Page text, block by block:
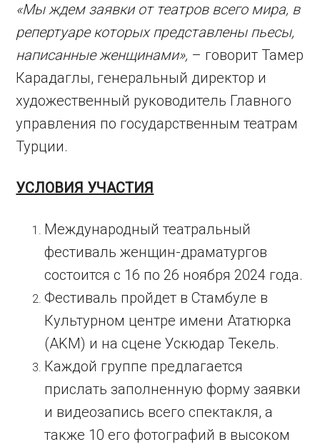
«Мы ждем заявки от театров всего мира, в
репертуаре которых представлены пьесы,
написанные женщинами», – говорит Тамер
Карадаглы, генеральный директор и
художественный руководитель Главного
управления по государственным театрам
Турции.
УСЛОВИЯ УЧАСТИЯ
Международный театральный
фестиваль женщин-драматургов
состоится с 16 по 26 ноября 2024 года.
Фестиваль пройдет в Стамбуле в
Культурном центре имени Ататюрка
(AKM) и на сцене Ускюдар Текель.
Каждой группе предлагается
прислать заполненную форму заявки
и видеозапись всего спектакля, а
также 10 его фотографий в высоком